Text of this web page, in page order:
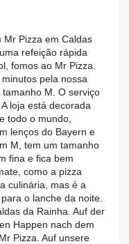
Mr Pizza em Caldas
refeição rápida
fomos ao Mr Pizza.
pela nossa
M. O serviço
loja está decorada
todo o mundo,
lenços do Bayern e
M, tem um tamanho
fina e fica bem
como a pizza
culinária, mas é a
o lanche da noite.
da Rainha. Auf der
Happen nach dem
Pizza. Auf unsere